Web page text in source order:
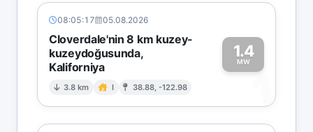
08:05:17 05.08.2026
Cloverdale'nin 8 km kuzey-
kuzeydoğusunda,
Kaliforniya
3.8 km I 38.88, -122.98
1.4
MW
1